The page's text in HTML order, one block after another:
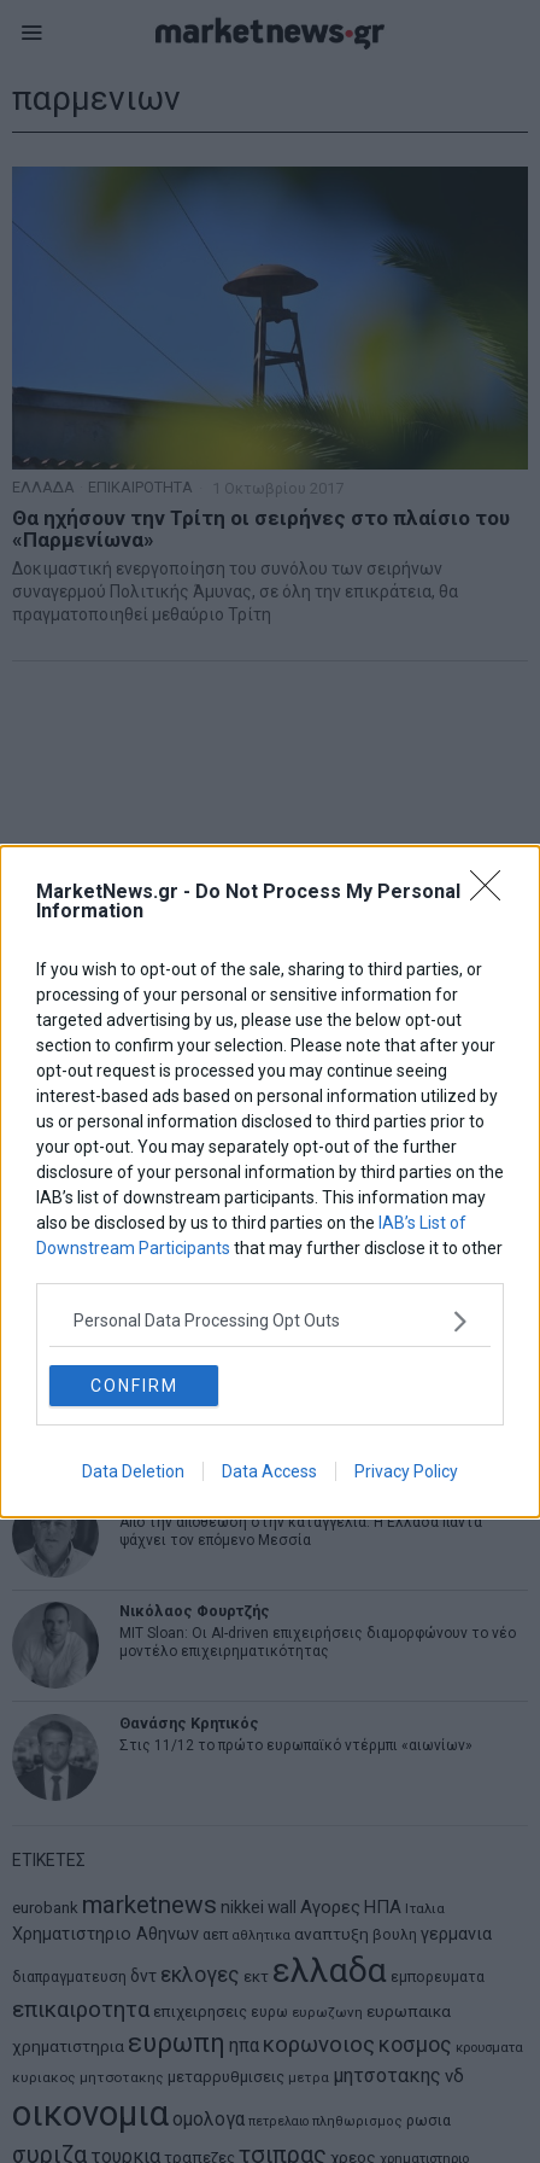
MarketNews.gr - Do Not Process My Personal
Information
If you wish to opt-out of the sale, sharing to third parties, or
processing of your personal or sensitive information for
targeted advertising by us, please use the below opt-out
section to confirm your selection. Please note that after your
opt-out request is processed you may continue seeing
interest-based ads based on personal information utilized by
us or personal information disclosed to third parties prior to
your opt-out. You may separately opt-out of the further
disclosure of your personal information by third parties on the
IAB’s list of downstream participants. This information may
also be disclosed by us to third parties on the IAB’s List of
Downstream Participants that may further disclose it to other
Personal Data Processing Opt Outs
CONFIRM
Data Deletion Data Access Privacy Policy
παρμενιων
ΕΛΛΑΔΑ ΕΠΙΚΑΙΡΟΤΗΤΑ 1 Οκτωβρίου 2017
Θα ηχήσουν την Τρίτη οι σειρήνες στο πλαίσιο του
«Παρμενίωνα»
Δοκιμαστική ενεργοποίηση του συνόλου των σειρήνων
συναγερμού Πολιτικής Άμυνας, σε όλη την επικράτεια, θα
πραγματοποιηθεί μεθαύριο Τρίτη
ΑΡΘΡΟΓΡΑΦΟΙ
Ελευθερία Κούρταλη
Οι «τιμωροί» των ομολόγων επέστρεψαν
Σταματίνα Σταματάκου
Η βία κατά των ζώων δεν αντέχει βολικές ερμηνείες
Από την αποθέωση στην καταγγελία: Η Ελλάδα πάντα
ψάχνει τον επόμενο Μεσσία
Νικόλαος Φουρτζής
MIT Sloan: Οι AI-driven επιχειρήσεις διαμορφώνουν το νέο
μοντέλο επιχειρηματικότητας
Θανάσης Κρητικός
Στις 11/12 το πρώτο ευρωπαϊκό ντέρμπι «αιωνίων»
ΕΤΙΚΕΤΕΣ
eurobank marketnews nikkei wall Αγορες ΗΠΑ Ιταλια
Χρηματιστηριο Αθηνων αεπ αθλητικα αναπτυξη βουλη γερμανια
διαπραγματευση δντ εκλογες εκτ ελλαδα εμπορευματα
επικαιροτητα επιχειρησεις ευρω ευρωζωνη ευρωπαικα
χρηματιστηρια ευρωπη ηπα κορωνοιος κοσμος κρουσματα
κυριακος μητσοτακης μεταρρυθμισεις μετρα μητσοτακης νδ
οικονομια ομολογα πετρελαιο πληθωρισμος ρωσια
συριζα τουρκια τραπεζες τσιπρας χρεος χρηματιστηριο